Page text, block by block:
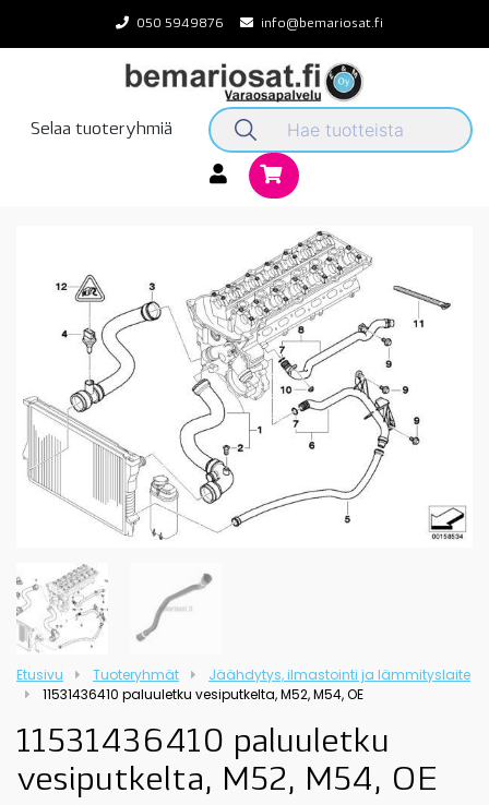
content
050 5949876 info@bemariosat.fi
Selaa tuoteryhmiä
Etusivu Tuoteryhmät
Jäähdytys, ilmastointi ja lämmityslaite
11531436410 paluuletku vesiputkelta, M52, M54, OE
11531436410 paluuletku
vesiputkelta, M52, M54, OE